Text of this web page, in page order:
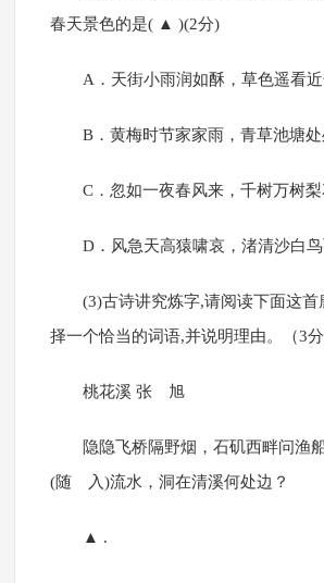
春天景色的是( ▲ )(2分)
A．天街小雨润如酥，草色遥看近
B．黄梅时节家家雨，青草池塘处
C．忽如一夜春风来，千树万树梨
D．风急天高猿啸哀，渚清沙白鸟
(3)古诗讲究炼字,请阅读下面这首
择一个恰当的词语,并说明理由。（3分
桃花溪 张 旭
隐隐飞桥隔野烟，石矶西畔问渔
(随 入)流水，洞在清溪何处边？
▲ .